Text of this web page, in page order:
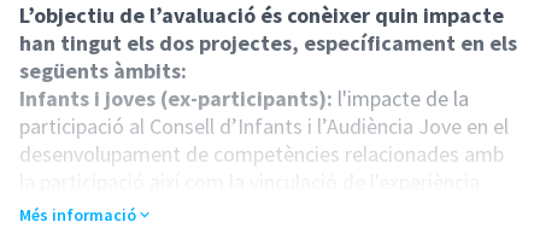
L’objectiu de l’avaluació és conèixer quin impacte
han tingut els dos projectes, específicament en els
següents àmbits:
Infants i joves (ex-participants): l'impacte de la
participació al Consell d’Infants i l’Audiència Jove en el
desenvolupament de competències relacionades amb
participativa amb la participació en altres espais,
Més informació